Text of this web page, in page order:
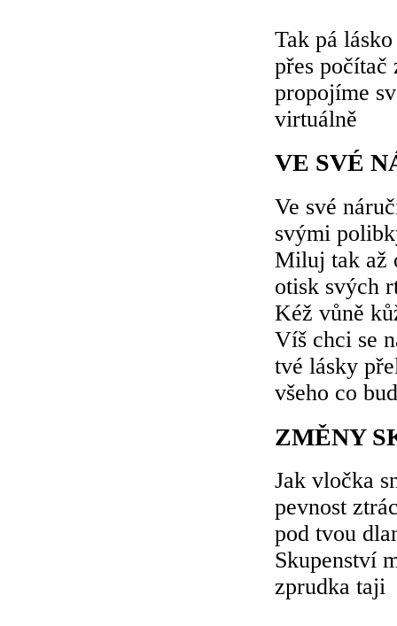
Tak pá lásko
přes počítač
propojíme
virtuálně
VE SVÉ
Ve své
svými
Miluj tak až
otisk svých
Kéž vůně
Víš chci se
tvé lásky
všeho co
ZMĚNY
Jak vločka
pevnost
pod tvou
Skupenství
zprudka taji